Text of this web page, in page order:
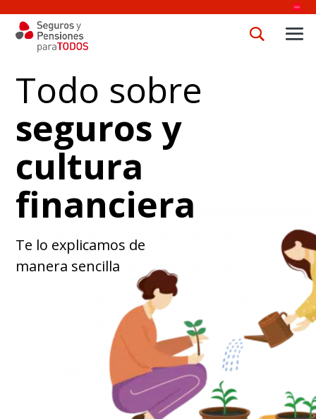
Todo sobre
seguros y
cultura
financiera
Te lo explicamos de
manera sencilla